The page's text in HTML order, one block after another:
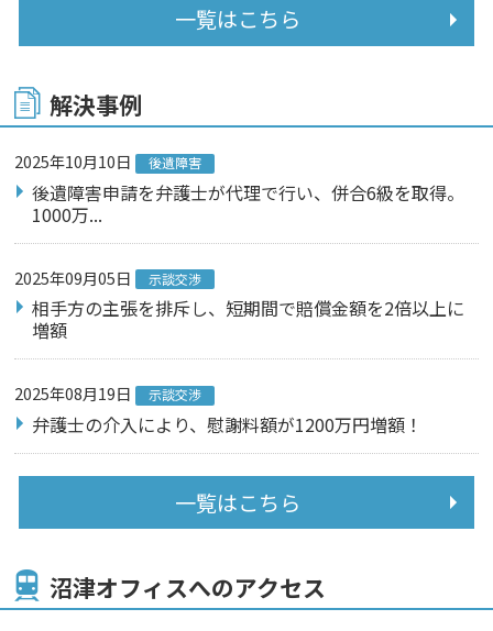
一覧はこちら
解決事例
2025年10月10日 後遺障害
後遺障害申請を弁護士が代理で行い、併合6級を取得。
1000万...
2025年09月05日 示談交渉
相手方の主張を排斥し、短期間で賠償金額を2倍以上に
増額
2025年08月19日 示談交渉
弁護士の介入により、慰謝料額が1200万円増額！
一覧はこちら
沼津オフィスへのアクセス